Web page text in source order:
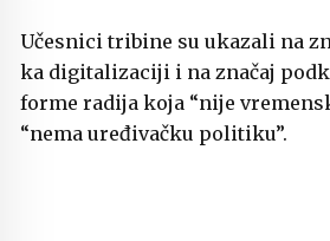
Učesnici tribine su ukazali na
ka digitalizaciji i na značaj
forme radija koja “nije
“nema uređivačku politiku”.